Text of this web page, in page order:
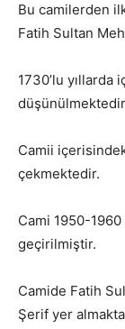
Bu camilerden
Fatih Sultan
1730’lu yıllarda
Camii
çekmektedir.
Cami 1950-
geçirilmiştir.
Camide Fatih
Şerif yer